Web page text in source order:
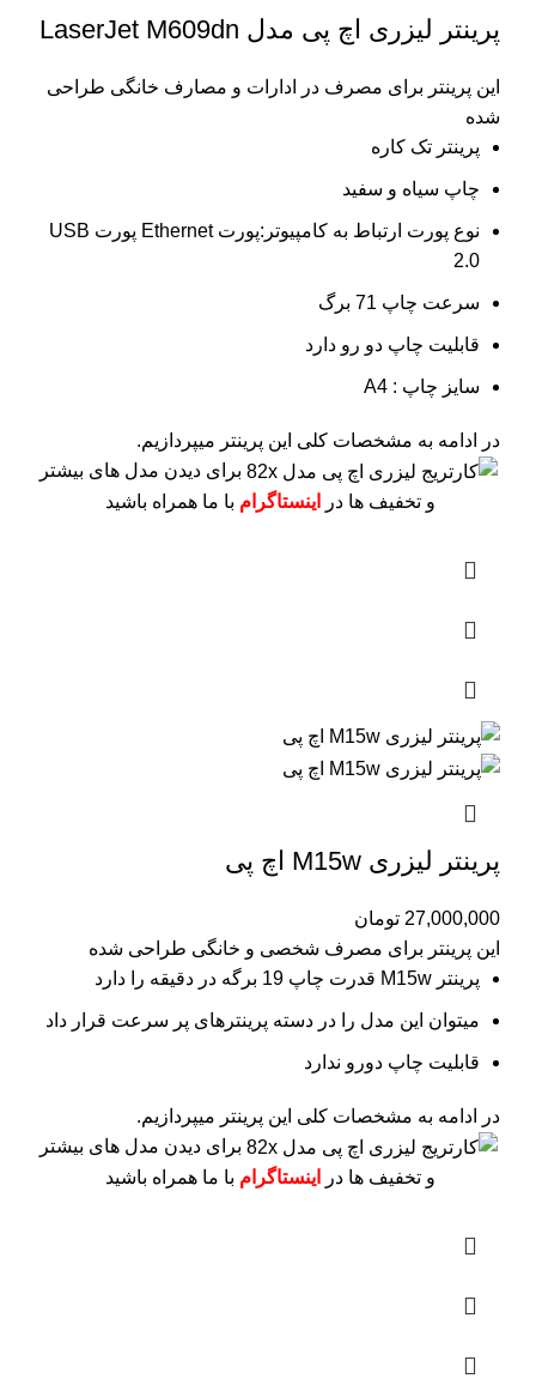
پرینتر لیزری اچ پی مدل LaserJet M609dn
این پرینتر برای مصرف در ادارات و مصارف خانگی طراحی
شده
پرینتر تک کاره
چاپ سیاه و سفید
نوع پورت ارتباط به کامپیوتر:پورت Ethernet پورت USB
2.0
سرعت چاپ 71 برگ
قابلیت چاپ دو رو دارد
سایز چاپ : A4
در ادامه به مشخصات کلی این پرینتر میپردازیم.
برای دیدن مدل های بیشتر
و تخفیف ها در
اینستاگرام با ما همراه باشید
پرینتر لیزری M15w اچ پی
27,000,000 تومان
این پرینتر برای مصرف شخصی و خانگی طراحی شده
پرینتر M15w قدرت چاپ 19 برگه در دقیقه را دارد
میتوان این مدل را در دسته پرینترهای پر سرعت قرار داد
قابلیت چاپ دورو ندارد
در ادامه به مشخصات کلی این پرینتر میپردازیم.
برای دیدن مدل های بیشتر
و تخفیف ها در
اینستاگرام با ما همراه باشید